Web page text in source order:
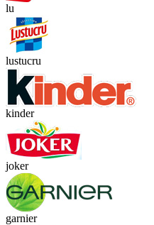
lu
lustucru
kinder
joker
garnier